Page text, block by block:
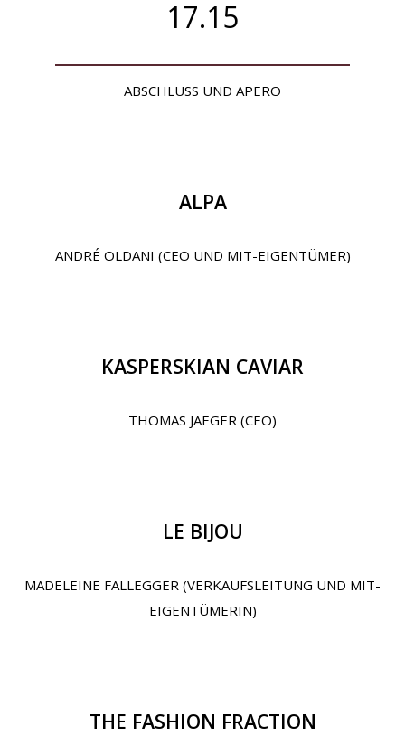
17.15
ABSCHLUSS UND APERO
ALPA
ANDRÉ OLDANI (CEO UND MIT-EIGENTÜMER)
KASPERSKIAN CAVIAR
THOMAS JAEGER (CEO)
LE BIJOU
MADELEINE FALLEGGER (VERKAUFSLEITUNG UND MIT-
EIGENTÜMERIN)
THE FASHION FRACTION